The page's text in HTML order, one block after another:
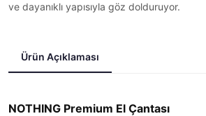
ve dayanıklı yapısıyla göz dolduruyor.
Ürün Açıklaması
NOTHING Premium El Çantası